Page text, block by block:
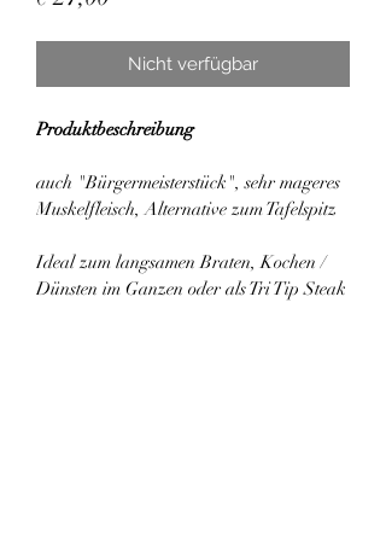
Nicht verfügbar
Produktbeschreibung
auch "Bürgermeisterstück", sehr mageres
Muskelfleisch, Alternative zum Tafelspitz
Ideal zum langsamen Braten, Kochen /
Dünsten im Ganzen oder als Tri Tip Steak